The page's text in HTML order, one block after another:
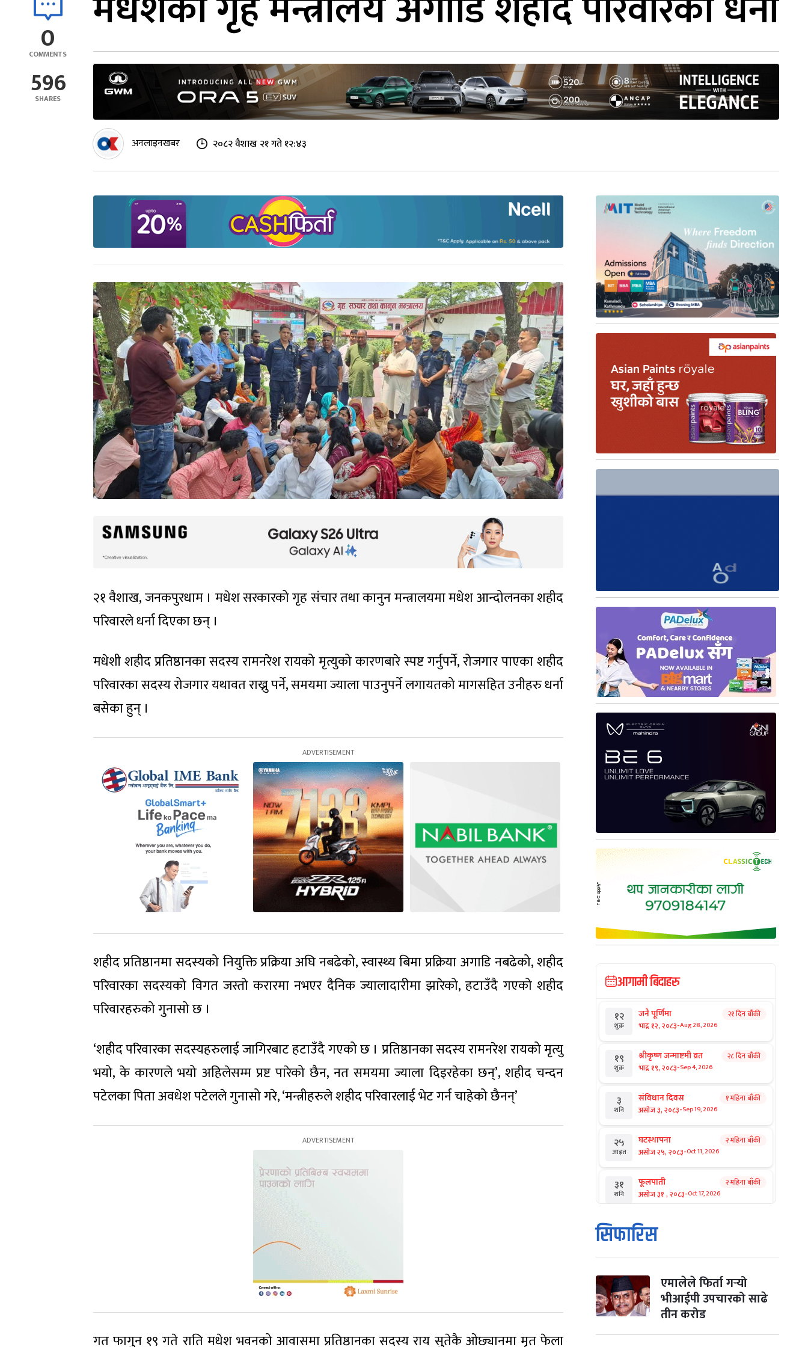
0
COMMENTS
596
SHARES
अनलाइनखबर २०८२ वैशाख २१ गते १२:४३
२१ वैशाख, जनकपुरधाम । मधेश सरकारको गृह संचार तथा कानुन मन्त्रालयमा मधेश आन्दोलनका शहीद
परिवारले धर्ना दिएका छन् ।
मधेशी शहीद प्रतिष्ठानका सदस्य रामनरेश रायको मृत्युको कारणबारे स्पष्ट गर्नुपर्ने, रोजगार पाएका शहीद
परिवारका सदस्य रोजगार यथावत राख्नु पर्ने, समयमा ज्याला पाउनुपर्ने लगायतको मागसहित उनीहरु धर्ना
बसेका हुन् ।
शहीद प्रतिष्ठानमा सदस्यको नियुक्ति प्रक्रिया अघि नबढेको, स्वास्थ्य बिमा प्रक्रिया अगाडि नबढेको, शहीद
परिवारका सदस्यको विगत जस्तो करारमा नभएर दैनिक ज्यालादारीमा झारेको, हटाउँदै गएको शहीद
परिवारहरुको गुनासो छ ।
‘शहीद परिवारका सदस्यहरुलाई जागिरबाट हटाउँदै गएको छ । प्रतिष्ठानका सदस्य रामनरेश रायको मृत्यु
भयो, के कारणले भयो अहिलेसम्म प्रष्ट पारेको छैन, नत समयमा ज्याला दिइरहेका छन्’, शहीद चन्दन
पटेलका पिता अवधेश पटेलले गुनासो गरे, ‘मन्त्रीहरुले शहीद परिवारलाई भेट गर्न चाहेको छैनन्’
गत फागुन १९ गते राति मधेश भवनको आवासमा प्रतिष्ठानका सदस्य राय सुतेकै ओछ्यानमा मृत फेला
आगामी बिदाहरु
१२
शुक्र
जनै पूर्णिमा
भाद्र १२, २०८३-Aug 28, 2026
२१ दिन बाँकी
१९
शुक्र
श्रीकृष्ण जन्माष्टमी व्रत
भाद्र १९, २०८३-Sep 4, 2026
२८ दिन बाँकी
३
शनि
संविधान दिवस
असोज ३, २०८३-Sep 19, 2026
१ महिना बाँकी
२५
आइत
घटस्थापना
असोज २५, २०८३-Oct 11, 2026
२ महिना बाँकी
३१
शनि
फूलपाती
असोज ३१ , २०८३-Oct 17, 2026
२ महिना बाँकी
१
आइत
कार्तिक सङ्क्रान्ति
कार्तिक १, २०८३
मंगल कार्तिक ३, २०८३-Oct 20, 2026
४ विजयादशमी
कार्तिक ४, २०८३-Oct 21, 2026
सिफारिस
एमालेले फिर्ता गर्‍यो
भीआईपी उपचारको साढे
तीन करोड